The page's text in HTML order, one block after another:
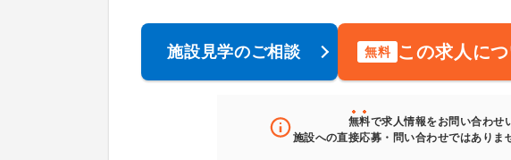
施設見学のご相談 無料 この求人に
無料で求人情報をお問い合わせ
施設への直接応募・問い合わせではありま